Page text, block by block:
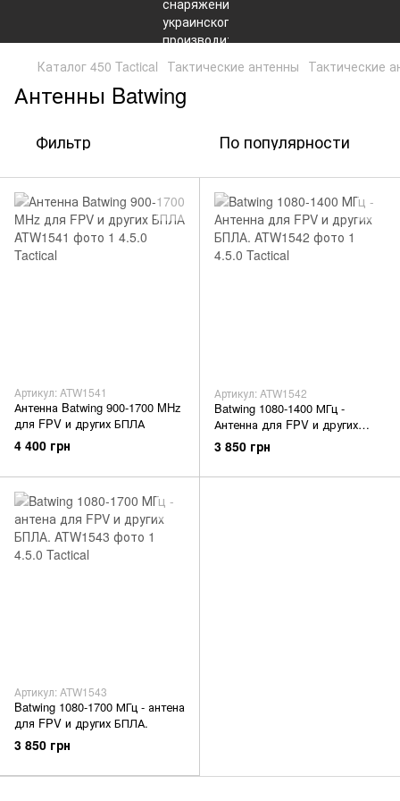
Каталог 450 Tactical Тактические антенны Тактические
Антенны Batwing
Фильтр По популярности
Артикул: ATW1541
Антенна Batwing 900-1700 MHz
для FPV и других БПЛА
4 400 грн
Артикул: ATW1542
Batwing 1080-1400 МГц -
Антенна для FPV и других
БПЛА.
3 850 грн
Артикул: ATW1543
Batwing 1080-1700 МГц - антена
для FPV и других БПЛА.
3 850 грн